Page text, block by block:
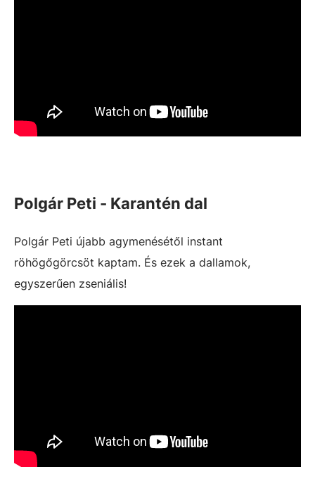
Polgár Peti - Karantén dal
Polgár Peti újabb agymenésétől instant
röhögőgörcsöt kaptam. És ezek a dallamok,
egyszerűen zseniális!